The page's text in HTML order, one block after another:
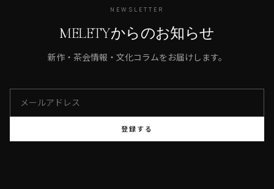
NEWSLETTER
MELETYからのお知らせ
新作・茶会情報・文化コラムをお届けします。
登録する